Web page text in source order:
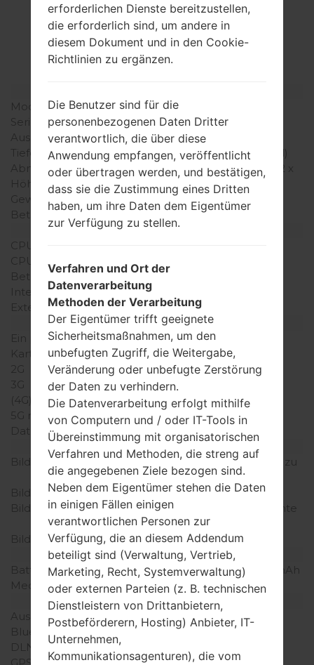
Spezifikation
LGGB106(LGGB106)
Modell
LGGB106
Serie
LG Others
Ausgabe
März, 2009
Tiefe
14.6 millimeter (0.57 Zoll)
Abmessungen (Breite /
Höhe)
102 x 45 millimeter (4.02 x
1.77 Zoll)
Gewicht
70 gramm (2.45 unzen)
Betriebssystem
-
Ausrüstung
CPU
CPU-Kerne
-
Betriebsgedächtnis
-
Interner Speicher
Externer Speicher
-
Netzwerk und Daten
Ein paar Plätze für SIM-
Karten
1 Mini-SIM
2G
GSM 900/1800 MHz
3G
-
(4G) LTE
-
5G network
-
Daten
-
Anzeige
Bildschirmgröße
1.5 in (~15.8% Bildschirm zu
Körper Verhältnis)
Bildschirmtyp
CSTN
Bildschirmerweiterung
128 x 128 Pixel (~121 Dichte
der Pixel pro Zoll)
Bildschirmfarben
65K Farben
Batterie und Tastatur
Batteriekapazität
entfernbar Li-Ion 950 mAh
Mechanische Tastatur
Ja
Interfaces
Ausgabe für Audio
Bluetooth
-
DLNA
erforderlichen Dienste bereitzustellen,
die erforderlich sind, um andere in
diesem Dokument und in den Cookie-
Richtlinien zu ergänzen.
Die Benutzer sind für die
personenbezogenen Daten Dritter
verantwortlich, die über diese
Anwendung empfangen, veröffentlicht
oder übertragen werden, und bestätigen,
dass sie die Zustimmung eines Dritten
haben, um ihre Daten dem Eigentümer
zur Verfügung zu stellen.
Verfahren und Ort der
Datenverarbeitung
Methoden der Verarbeitung
Der Eigentümer trifft geeignete
Sicherheitsmaßnahmen, um den
unbefugten Zugriff, die Weitergabe,
Veränderung oder unbefugte Zerstörung
der Daten zu verhindern.
Die Datenverarbeitung erfolgt mithilfe
von Computern und / oder IT-Tools in
Übereinstimmung mit organisatorischen
Verfahren und Methoden, die streng auf
die angegebenen Ziele bezogen sind.
Neben dem Eigentümer stehen die Daten
in einigen Fällen einigen
verantwortlichen Personen zur
Verfügung, die an diesem Addendum
beteiligt sind (Verwaltung, Vertrieb,
Marketing, Recht, Systemverwaltung)
oder externen Parteien (z. B. technischen
Dienstleistern von Drittanbietern,
Postbeförderern, Hosting) Anbieter, IT-
Unternehmen,
Kommunikationsagenturen), die vom